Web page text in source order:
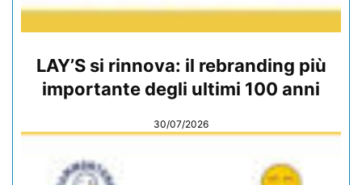
LAY’S si rinnova: il rebranding più
importante degli ultimi 100 anni
30/07/2026